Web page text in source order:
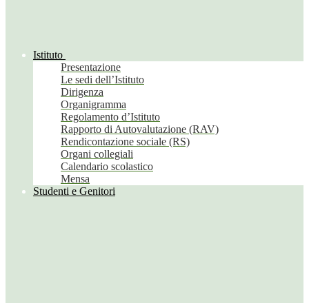
Istituto
Presentazione
Le sedi dell’Istituto
Dirigenza
Organigramma
Regolamento d’Istituto
Rapporto di Autovalutazione (RAV)
Rendicontazione sociale (RS)
Organi collegiali
Calendario scolastico
Mensa
Studenti e Genitori